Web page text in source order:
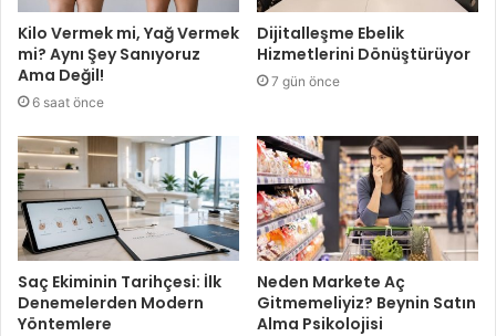
Kilo Vermek mi, Yağ Vermek
mi? Aynı Şey Sanıyoruz
Ama Değil!
6 saat önce
Dijitalleşme Ebelik
Hizmetlerini Dönüştürüyor
7 gün önce
Saç Ekiminin Tarihçesi: İlk
Denemelerden Modern
Yöntemlere
Neden Markete Aç
Gitmemeliyiz? Beynin Satın
Alma Psikolojisi